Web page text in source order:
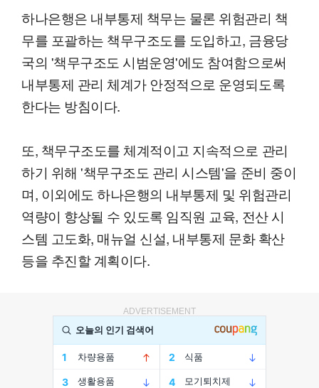
하나은행은 내부통제 책무는 물론 위험관리 책
무를 포괄하는 책무구조도를 도입하고, 금융당
국의 '책무구조도 시범운영'에도 참여함으로써
내부통제 관리 체계가 안정적으로 운영되도록
한다는 방침이다.
또, 책무구조도를 체계적이고 지속적으로 관리
하기 위해 '책무구조도 관리 시스템'을 준비 중이
며, 이외에도 하나은행의 내부통제 및 위험관리
역량이 향상될 수 있도록 임직원 교육, 전산 시
스템 고도화, 매뉴얼 신설, 내부통제 문화 확산
등을 추진할 계획이다.
ADVERTISEMENT